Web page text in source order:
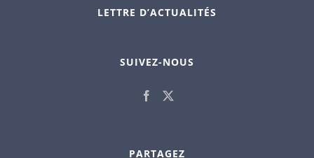
LETTRE D’ACTUALITÉS
SUIVEZ-NOUS
PARTAGEZ